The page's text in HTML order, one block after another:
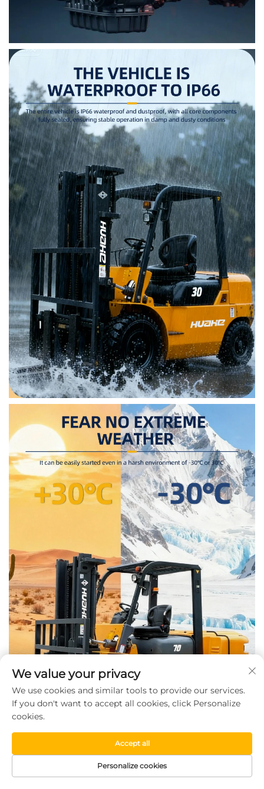
We value your privacy
We use cookies and similar tools to provide our services.
If you don't want to accept all cookies, click Personalize
cookies.
Personalize cookies
Accept all